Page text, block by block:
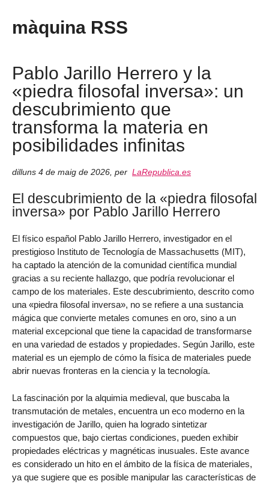
màquina RSS
Pablo Jarillo Herrero y la
«piedra filosofal inversa»: un
descubrimiento que
transforma la materia en
posibilidades infinitas
dilluns 4 de maig de 2026 per LaRepublica.es
El descubrimiento de la «piedra filosofal
inversa» por Pablo Jarillo Herrero
El físico español Pablo Jarillo Herrero, investigador en el
prestigioso Instituto de Tecnología de Massachusetts (MIT),
ha captado la atención de la comunidad científica mundial
gracias a su reciente hallazgo, que podría revolucionar el
campo de los materiales. Este descubrimiento, descrito como
una «piedra filosofal inversa», no se refiere a una sustancia
mágica que convierte metales comunes en oro, sino a un
material excepcional que tiene la capacidad de transformarse
en una variedad de estados y propiedades. Según Jarillo, este
material es un ejemplo de cómo la física de materiales puede
abrir nuevas fronteras en la ciencia y la tecnología.
La fascinación por la alquimia medieval, que buscaba la
transmutación de metales, encuentra un eco moderno en la
investigación de Jarillo, quien ha logrado sintetizar
compuestos que, bajo ciertas condiciones, pueden exhibir
propiedades eléctricas y magnéticas inusuales. Este avance
es considerado un hito en el ámbito de la física de materiales,
ya que sugiere que es posible manipular las características de